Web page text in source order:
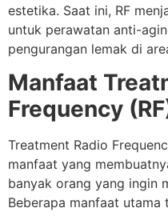
estetika. Saat ini, RF
untuk perawatan anti-
pengurangan lemak di
Manfaat
Frequency
Treatment Radio
manfaat yang
banyak orang yang ingin
Beberapa manfaat utama